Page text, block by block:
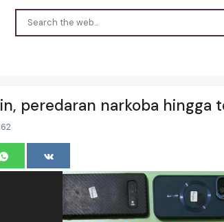
peredaran narkoba hingga